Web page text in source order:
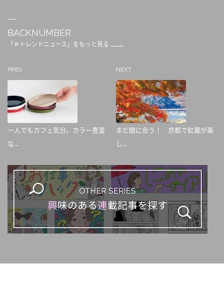
BACKNUMBER
「＃トレンドニュース」をもっと見る
PREV
一人でもカフェ気分。カラー豊富
な...
NEXT
まだ間に合う！ 京都で紅葉が楽
し...